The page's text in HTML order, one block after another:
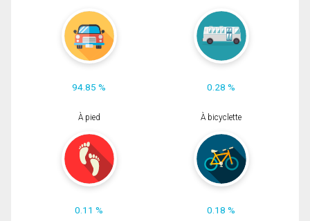
94.85 % 0.28 %
À pied
0.11 %
À bicyclette
0.18 %